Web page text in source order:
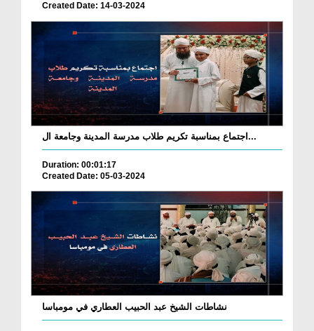
Created Date: 14-03-2024
اجتماع بمناسبة تكريم طلاب مدرسة المدينة وجامعة ال...
Duration: 00:01:17
Created Date: 05-03-2024
نشاطات الشيخ عبد الحبيب العطاري في مومباسا